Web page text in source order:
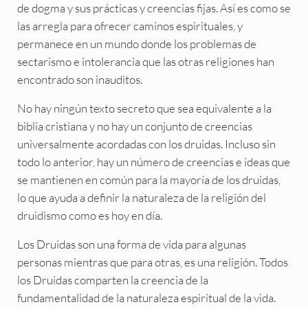
de dogma y sus prácticas y creencias fijas. Así es como se
las arregla para ofrecer caminos espirituales, y
permanece en un mundo donde los problemas de
sectarismo e intolerancia que las otras religiones han
encontrado son inauditos.
No hay ningún texto secreto que sea equivalente a la
biblia cristiana y no hay un conjunto de creencias
universalmente acordadas con los druidas. Incluso sin
todo lo anterior, hay un número de creencias e ideas que
se mantienen en común para la mayoría de los druidas,
lo que ayuda a definir la naturaleza de la religión del
druidismo como es hoy en día.
Los Druidas son una forma de vida para algunas
personas mientras que para otras, es una religión. Todos
los Druidas comparten la creencia de la
fundamentalidad de la naturaleza espiritual de la vida.